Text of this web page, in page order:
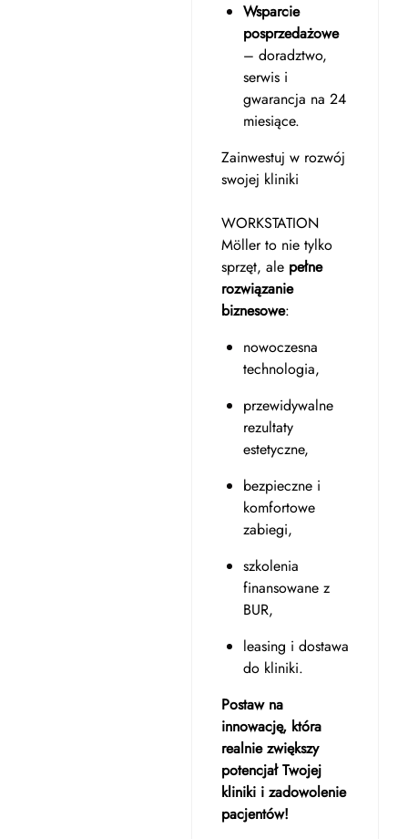
Wsparcie
posprzedażowe
– doradztwo,
serwis i
gwarancja na 24
miesiące.
Zainwestuj w rozwój
swojej kliniki
WORKSTATION
Möller to nie tylko
sprzęt, ale pełne
rozwiązanie
biznesowe:
nowoczesna
technologia,
przewidywalne
rezultaty
estetyczne,
bezpieczne i
komfortowe
zabiegi,
szkolenia
finansowane z
BUR,
leasing i dostawa
do kliniki.
Postaw na
innowację, która
realnie zwiększy
potencjał Twojej
kliniki i zadowolenie
pacjentów!